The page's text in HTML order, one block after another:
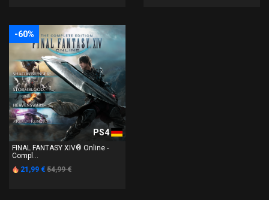
-60%
PS4
FINAL FANTASY XIV® Online -
Compl...
21,99 € 54,99 €